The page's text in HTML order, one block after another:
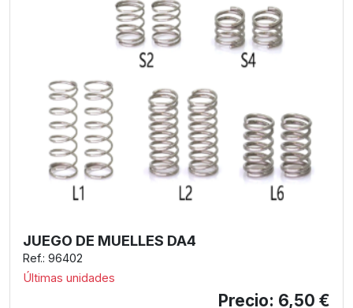
JUEGO DE MUELLES DA4
Ref.: 96402
Últimas unidades
Precio: 6,50 €